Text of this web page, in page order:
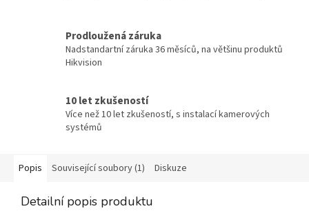
Prodloužená záruka
Nadstandartní záruka 36 měsíců, na většinu produktů
Hikvision
10 let zkušeností
Více než 10 let zkušeností, s instalací kamerových
systémů
Popis Související soubory (1) Diskuze
Detailní popis produktu